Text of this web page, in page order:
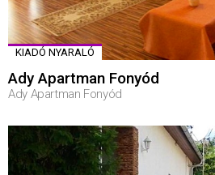
KIADÓ NYARALÓ
Ady Apartman Fonyód
Ady Apartman Fonyód